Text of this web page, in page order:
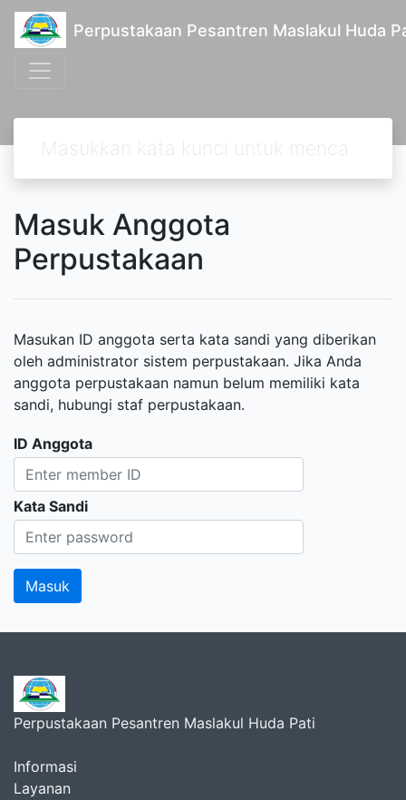
Perpustakaan Pesantren Maslakul Huda
Masuk Anggota
Perpustakaan
Masukan ID anggota serta kata sandi yang diberikan
oleh administrator sistem perpustakaan. Jika Anda
anggota perpustakaan namun belum memiliki kata
sandi, hubungi staf perpustakaan.
ID Anggota
Kata Sandi
Perpustakaan Pesantren Maslakul Huda Pati
Informasi
Layanan